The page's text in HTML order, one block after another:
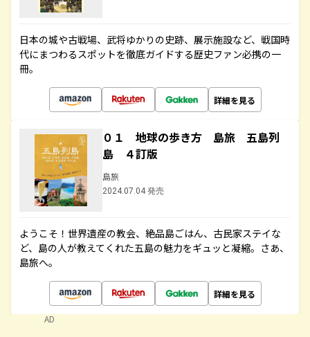
日本の城や古戦場、武将ゆかりの史跡、展示施設など、戦国時
代にまつわるスポットを徹底ガイドする歴史ファン必携の一
冊。
詳細を見る
０１ 地球の歩き方 島旅 五島列
島 ４訂版
島旅
2024.07.04 発売
ようこそ！世界遺産の教会、絶品島ごはん、古民家ステイな
ど、島の人が教えてくれた五島の魅力をギュッと凝縮。さあ、
島旅へ。
詳細を見る
AD